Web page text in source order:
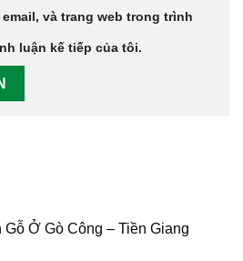
và trang web trong trình
luận kế tiếp của tôi.
Ở Gò Công – Tiền Giang